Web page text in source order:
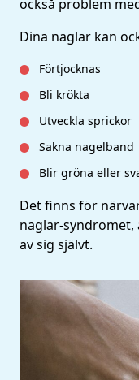
också problem
Dina naglar kan
Förtjocknas
Bli krökta
Utveckla sprickor
Sakna nagelband
Blir gröna eller
Det finns för
naglar-syndromet,
av sig självt.